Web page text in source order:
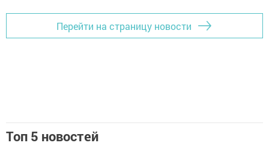
Перейти на страницу новости
Топ 5 новостей